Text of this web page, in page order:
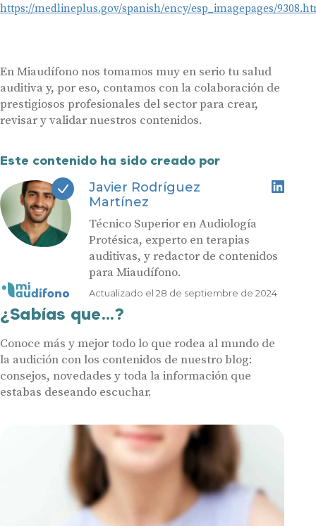
https://medlineplus.gov/spanish/ency/esp_imagepages/
En Miaudífono nos tomamos muy en serio tu salud
auditiva y, por eso, contamos con la colaboración de
prestigiosos profesionales del sector para crear,
revisar y validar nuestros contenidos.
Este contenido ha sido creado por
Javier Rodríguez
Martínez
Técnico Superior en Audiología
Protésica, experto en terapias
auditivas, y redactor de contenidos
para Miaudífono.
Actualizado el 28 de septiembre de 2024
¿Sabías que...?
Conoce más y mejor todo lo que rodea al mundo de
la audición con los contenidos de nuestro blog:
consejos, novedades y toda la información que
estabas deseando escuchar.